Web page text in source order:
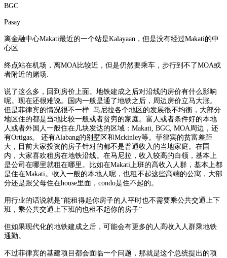
BGC
Pasay
离金融中心Makati最近的一个站是Kalayaan，但是没有经过Makati的中
心区.
终点站在机场，离MOA比较近，但是仍然要乘车，步行到不了MOA或
者附近的赌场.
说了这么多，回到房价上面。地铁建成之后对沿线的房价有什么影响
呢。现在还很难说。国内一般是通了地铁之后，周边房价立马大涨。
但是菲律宾的情况很不一样. 马尼拉各个地区的发展很不均衡，大部分
地区住的都是当地比较一般或者贫穷的家庭。富人或者条件好的本地
人或者外国人一般住在几块发达的区域：Makati, BGC, MOA周边，还
有Ortigas。 还有Alabang的别墅区和Mckinley等。菲律宾的贫富差距
大，目前大家投资的房子针对的都不是普通收入的当地家庭。在国
内，大家喜欢租房在地铁沿线。在马尼拉，收入较高的白领，基本上
是公司在哪里就租在哪里。比如在Makati上班的高收入人群，基本上都
是住在Makati。收入一般的本地人呢，也租不起这些高端的公寓，大部
分还是跟父母住在house里面，condo是住不起的。
用行业的话说就是“能租得起你房子的人平时也不需要乘公共交通上下
班，乘公共交通上下班的也租不起你的房子”
但如果现代化的地铁建成之后，可能会有更多的人高收入人群乘地铁
通勤。
不过菲律宾的基建项目都会面临一个问题，那就是这个总统提出的项